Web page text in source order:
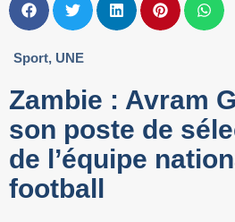
Sport, UNE
Zambie : Avram
son poste de
de l’équipe
football